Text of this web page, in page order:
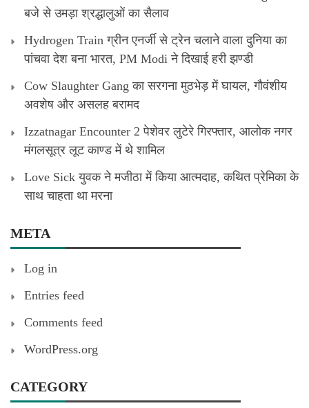
बजे से उमड़ा श्रद्धालुओं का सैलाव
Hydrogen Train ग्रीन एनर्जी से ट्रेन चलाने वाला दुनिया का
पांचवा देश बना भारत, PM Modi ने दिखाई हरी झण्डी
Cow Slaughter Gang का सरगना मुठभेड़ में घायल, गौवंशीय
अवशेष और असलह बरामद
Izzatnagar Encounter 2 पेशेवर लुटेरे गिरफ्तार, आलोक नगर
मंगलसूत्र लूट काण्‍ड में थे शामिल
Love Sick युवक ने मजीठा में किया आत्मदाह, कथित प्रेमिका के
साथ चाहता था मरना
META
Log in
Entries feed
Comments feed
WordPress.org
CATEGORY